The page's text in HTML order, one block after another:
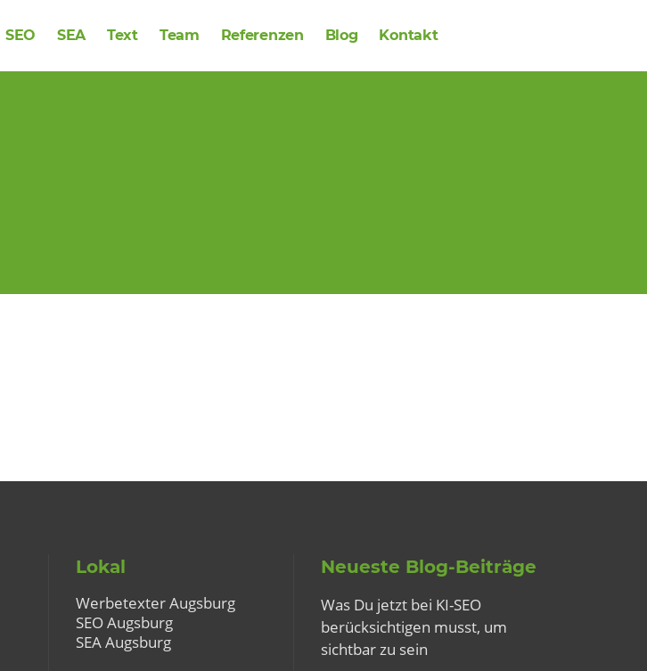
SEO SEA Text Team Referenzen Blog Kontakt
Lokal
Werbetexter Augsburg
SEO Augsburg
SEA Augsburg
Neueste Blog-Beiträge
Was Du jetzt bei KI-SEO
berücksichtigen musst, um
sichtbar zu sein